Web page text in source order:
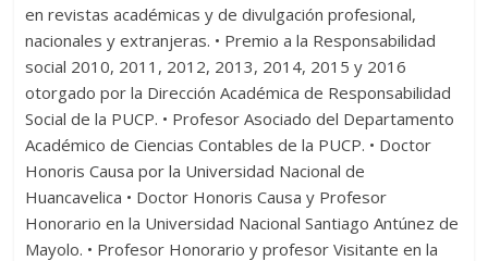
en revistas académicas y de divulgación profesional,
nacionales y extranjeras. • Premio a la Responsabilidad
social 2010, 2011, 2012, 2013, 2014, 2015 y 2016
otorgado por la Dirección Académica de Responsabilidad
Social de la PUCP. • Profesor Asociado del Departamento
Académico de Ciencias Contables de la PUCP. • Doctor
Honoris Causa por la Universidad Nacional de
Huancavelica • Doctor Honoris Causa y Profesor
Honorario en la Universidad Nacional Santiago Antúnez de
Mayolo. • Profesor Honorario y profesor Visitante en la